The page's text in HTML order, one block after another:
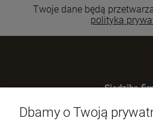
Twoje dane będą
polityką
Siedziba
SWIP Decortrend Sp.
ul. Legnicka
Dbamy o Twoją